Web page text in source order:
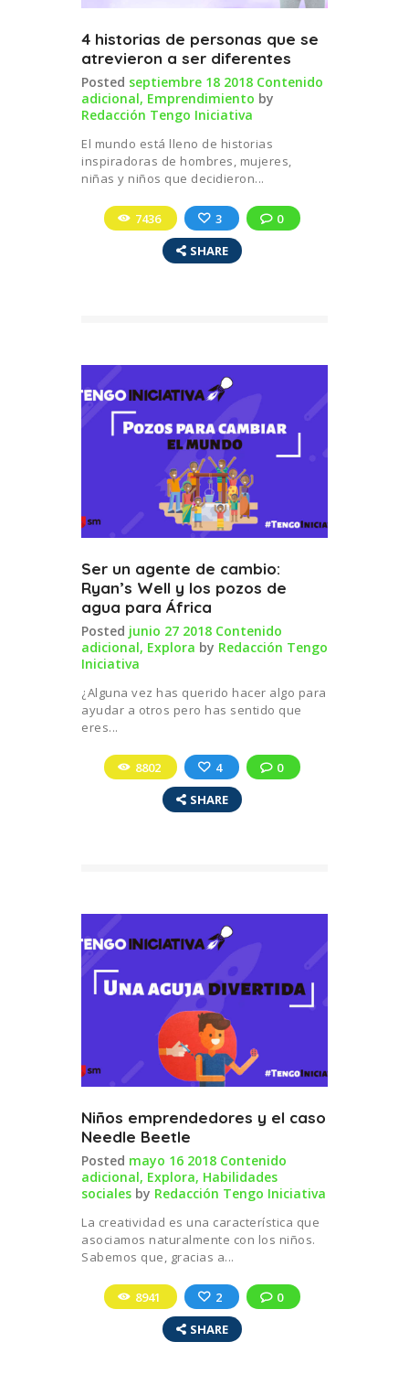
4 historias de personas que se
atrevieron a ser diferentes
Posted septiembre 18 2018 Contenido
adicional, Emprendimiento by
Redacción Tengo Iniciativa
El mundo está lleno de historias
inspiradoras de hombres, mujeres,
niñas y niños que decidieron...
7436 3
0
SHARE
Ser un agente de cambio:
Ryan’s Well y los pozos de
agua para África
Posted junio 27 2018 Contenido
adicional, Explora by Redacción Tengo
Iniciativa
¿Alguna vez has querido hacer algo para
ayudar a otros pero has sentido que
eres...
8802 4
0
SHARE
Niños emprendedores y el caso
Needle Beetle
Posted mayo 16 2018 Contenido
adicional, Explora, Habilidades
sociales by Redacción Tengo Iniciativa
La creatividad es una característica que
asociamos naturalmente con los niños.
Sabemos que, gracias a...
8941 2
0
SHARE